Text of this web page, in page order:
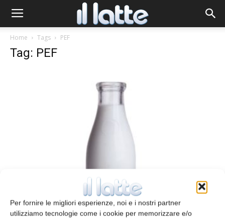
Per fornire le migliori esperienze, noi e i nostri partner
utilizziamo tecnologie come i cookie per memorizzare e/o
Home Tags PEF
Tag: PEF
Campi elettrici pulsati e crescita
microbica
Redazione 20 Novembre 2013